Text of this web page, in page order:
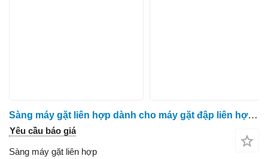
Sàng máy gặt liên hợp dành cho máy gặt đập liên hợp Massey Ferguson 9280
Yêu cầu báo giá
Sàng máy gặt liên hợp